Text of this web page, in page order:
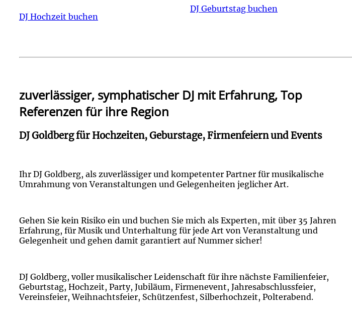
DJ Hochzeit buchen
DJ Geburtstag buchen
zuverlässiger, symphatischer DJ mit Erfahrung, Top
Referenzen für ihre Region
DJ Goldberg für Hochzeiten, Geburstage, Firmenfeiern und Events
Ihr DJ Goldberg, als zuverlässiger und kompetenter Partner für musikalische
Umrahmung von Veranstaltungen und Gelegenheiten jeglicher Art.
Gehen Sie kein Risiko ein und buchen Sie mich als Experten, mit über 35 Jahren
Erfahrung, für Musik und Unterhaltung für jede Art von Veranstaltung und
Gelegenheit und gehen damit garantiert auf Nummer sicher!
DJ Goldberg, voller musikalischer Leidenschaft für ihre nächste Familienfeier,
Geburtstag, Hochzeit, Party, Jubiläum, Firmenevent, Jahresabschlussfeier,
Vereinsfeier, Weihnachtsfeier, Schützenfest, Silberhochzeit, Polterabend.